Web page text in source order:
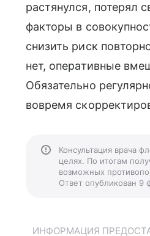
растянулся, потерял
факторы в
снизить риск
нет, оперативные
Обязательно
вовремя
Консультация врача
целях. По итогам
возможных
Ответ опубликован 9
ИНФОРМАЦИЯ